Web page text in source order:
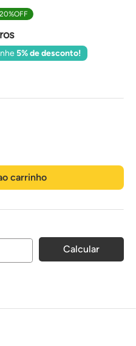
20%OFF
5% de desconto!
carrinho